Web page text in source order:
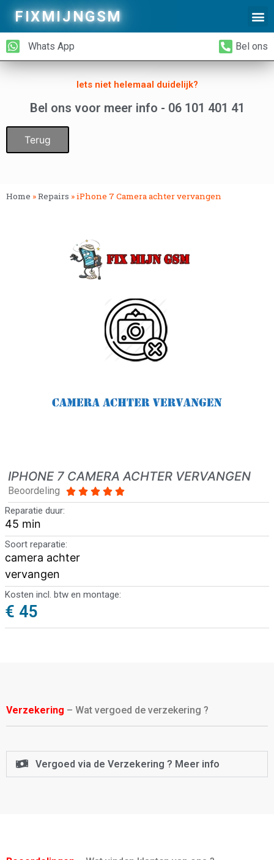
FIXMIJNGSM
Whats App Bel ons
Iets niet helemaal duidelijk?
Bel ons voor meer info - 06 101 401 41
Terug
Home »Repairs »iPhone 7 Camera achter vervangen
IPHONE 7 CAMERA ACHTER VERVANGEN
Beoordeling     
Reparatie duur:
45 min
Soort reparatie:
camera achter
vervangen
Kosten incl. btw en montage:
€ 45
Verzekering – Wat vergoed de verzekering ?
Vergoed via de Verzekering ? Meer info